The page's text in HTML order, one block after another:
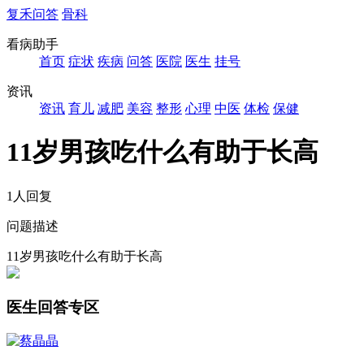
复禾问答 骨科
看病助手
首页 症状 疾病 问答 医院 医生 挂号
资讯
资讯 育儿 减肥 美容 整形 心理 中医 体检 保健
11岁男孩吃什么有助于长高
1人回复
问题描述
11岁男孩吃什么有助于长高
医生回答专区